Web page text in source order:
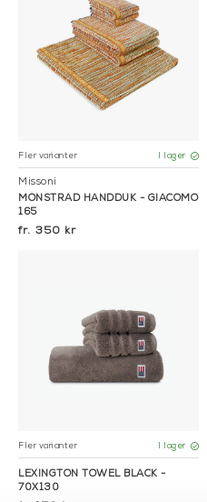
Fler varianter I lager
Missoni
MÖNSTRAD HANDDUK - GIACOMO
165
350 kr
Fler varianter I lager
LEXINGTON TOWEL BLACK -
70X130